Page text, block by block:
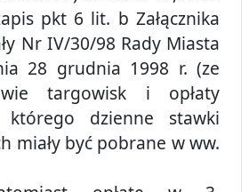
pkt 6 lit. b Załącznika
Nr IV/30/98 Rady Miasta
28 grudnia 1998 r. (ze
targowisk i opłaty
dzienne stawki
miały być pobrane w ww.